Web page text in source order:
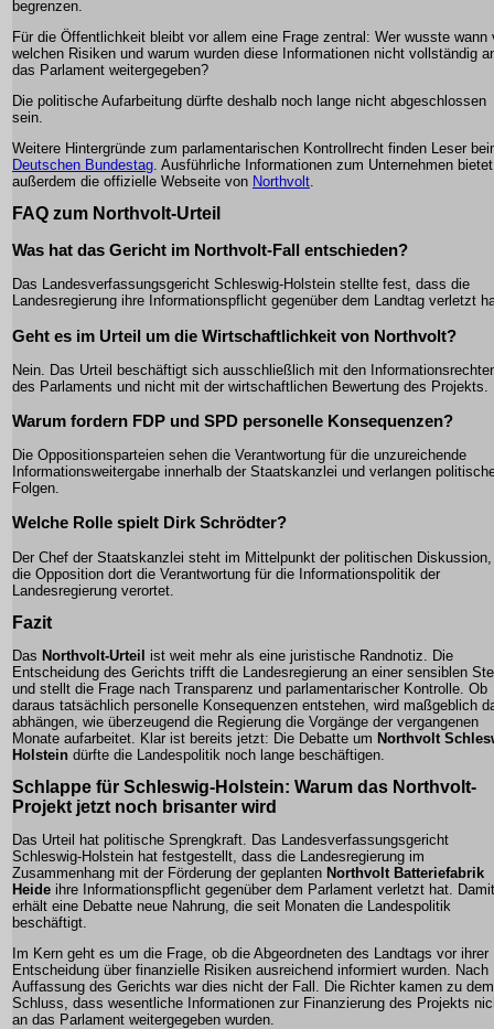
begrenzen.
Für die Öffentlichkeit bleibt vor allem eine Frage zentral: Wer wusste wann
welchen Risiken und warum wurden diese Informationen nicht vollständig
das Parlament weitergegeben?
Die politische Aufarbeitung dürfte deshalb noch lange nicht abgeschlossen
sein.
Weitere Hintergründe zum parlamentarischen Kontrollrecht finden Leser
Deutschen Bundestag. Ausführliche Informationen zum Unternehmen bietet
außerdem die offizielle Webseite von Northvolt.
FAQ zum Northvolt-Urteil
Was hat das Gericht im Northvolt-Fall entschieden?
Das Landesverfassungsgericht Schleswig-Holstein stellte fest, dass die
Landesregierung ihre Informationspflicht gegenüber dem Landtag verletzt
Geht es im Urteil um die Wirtschaftlichkeit von Northvolt?
Nein. Das Urteil beschäftigt sich ausschließlich mit den
des Parlaments und nicht mit der wirtschaftlichen Bewertung des Projekts.
Warum fordern FDP und SPD personelle Konsequenzen?
Die Oppositionsparteien sehen die Verantwortung für die unzureichende
Informationsweitergabe innerhalb der Staatskanzlei und verlangen
Folgen.
Welche Rolle spielt Dirk Schrödter?
Der Chef der Staatskanzlei steht im Mittelpunkt der politischen
die Opposition dort die Verantwortung für die Informationspolitik der
Landesregierung verortet.
Fazit
Das Northvolt-Urteil ist weit mehr als eine juristische Randnotiz. Die
Entscheidung des Gerichts trifft die Landesregierung an einer sensiblen
und stellt die Frage nach Transparenz und parlamentarischer Kontrolle. Ob
daraus tatsächlich personelle Konsequenzen entstehen, wird maßgeblich
abhängen, wie überzeugend die Regierung die Vorgänge der vergangenen
Monate aufarbeitet. Klar ist bereits jetzt: Die Debatte um Northvolt
Holstein dürfte die Landespolitik noch lange beschäftigen.
Schlappe für Schleswig-Holstein: Warum das Northvolt-
Projekt jetzt noch brisanter wird
Das Urteil hat politische Sprengkraft. Das Landesverfassungsgericht
Schleswig-Holstein hat festgestellt, dass die Landesregierung im
Zusammenhang mit der Förderung der geplanten Northvolt Batteriefabrik
Heide ihre Informationspflicht gegenüber dem Parlament verletzt hat. Damit
erhält eine Debatte neue Nahrung, die seit Monaten die Landespolitik
beschäftigt.
Im Kern geht es um die Frage, ob die Abgeordneten des Landtags vor ihrer
Entscheidung über finanzielle Risiken ausreichend informiert wurden. Nach
Auffassung des Gerichts war dies nicht der Fall. Die Richter kamen zu dem
Schluss, dass wesentliche Informationen zur Finanzierung des Projekts
an das Parlament weitergegeben wurden.